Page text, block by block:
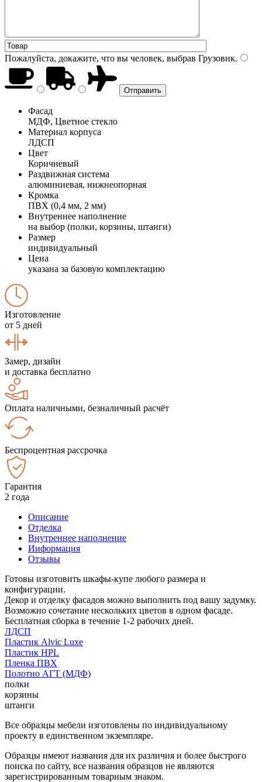
Пожалуйста, докажите, что вы человек, выбрав Грузовик.
Фасад
МДФ, Цветное стекло
Материал корпуса
ЛДСП
Цвет
Коричневый
Раздвижная система
алюминиевая, нижнеопорная
Кромка
ПВХ (0,4 мм, 2 мм)
Внутреннее наполнение
на выбор (полки, корзины, штанги)
Размер
индивидуальный
Цена
указана за базовую комплектацию
Изготовление
от 5 дней
Замер, дизайн
и доставка бесплатно
Оплата наличными, безналичный расчёт
Беспроцентная рассрочка
Гарантия
2 года
Описание
Отделка
Внутреннее наполнение
Информация
Отзывы
Готовы изготовить шкафы-купе любого размера и
конфигурации.
Декор и отделку фасадов можно выполнить под вашу задумку.
Возможно сочетание нескольких цветов в одном фасаде.
Бесплатная сборка в течение 1-2 рабочих дней.
ЛДСП
Пластик Alvic Luxe
Пластик HPL
Пленка ПВХ
Полотно АГТ (МДФ)
полки
корзины
штанги
Все образцы мебели изготовлены по индивидуальному
проекту в единственном экземпляре.
Образцы имеют названия для их различия и более быстрого
поиска по сайту, все названия образцов не являются
зарегистрированным товарным знаком.